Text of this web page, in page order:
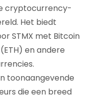
cryptocurrency-
Het biedt
STMX met Bitcoin
en andere
toonaangevende
die een breed